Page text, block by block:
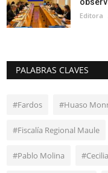
Editora
PALABRAS CLAVES
#Fardos #Huaso
#Fiscalía Regional Maule
#Pablo Molina